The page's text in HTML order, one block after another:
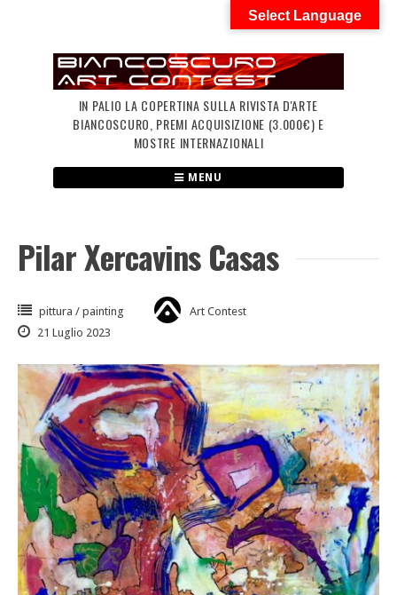
IN PALIO LA COPERTINA SULLA RIVISTA D'ARTE
BIANCOSCURO, PREMI ACQUISIZIONE (3.000€) E
MOSTRE INTERNAZIONALI
MENU
Pilar Xercavins Casas
pittura / painting
Art Contest
21 Luglio 2023
Select Language